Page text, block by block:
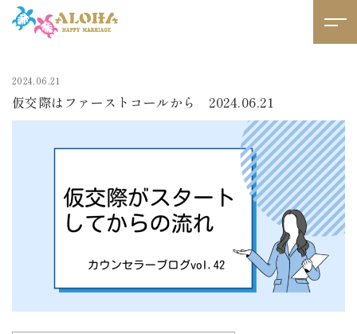
2024.06.21
仮交際はファーストコールから 2024.06.21